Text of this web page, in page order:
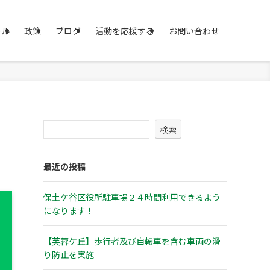
政策 ブログ 活動を応援する お問い合わせ
検索
最近の投稿
保土ケ谷区役所駐車場２４時間利用できるよう
になります！
【芙蓉ケ丘】歩行者及び自転車を含む車両の滑
り防止を実施